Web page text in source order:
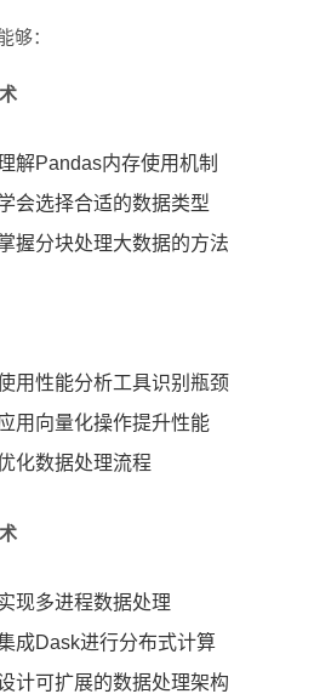
够：
解Pandas内存使用机制
会选择合适的数据类型
握分块处理大数据的方法
用性能分析工具识别瓶颈
用向量化操作提升性能
化数据处理流程
现多进程数据处理
成Dask进行分布式计算
计可扩展的数据处理架构